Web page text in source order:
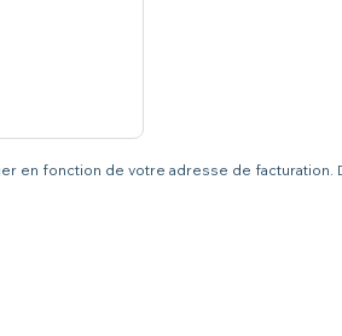
en fonction de votre adresse de